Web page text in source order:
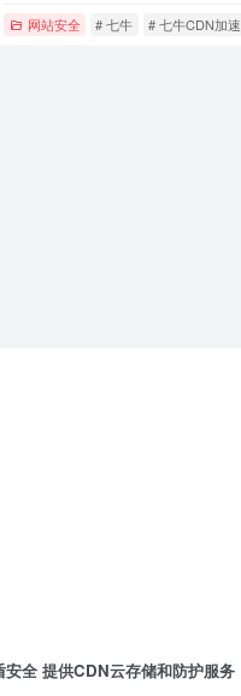
网站安全 # 七牛 # 七牛CDN加速
安全 提供CDN云存储和防护服务